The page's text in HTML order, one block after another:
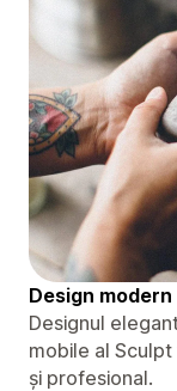
Design
Designul
mobile al
și profesional.